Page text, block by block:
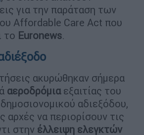
για την παράταση των
Affordable Care Act που
το Euronews.
ακυρώθηκαν σήμερα
αεροδρόμιαεξαιτίας του
αδιεξόδου,
αρχές να περιορίσουν τις
στην έλλειψη ελεγκτών